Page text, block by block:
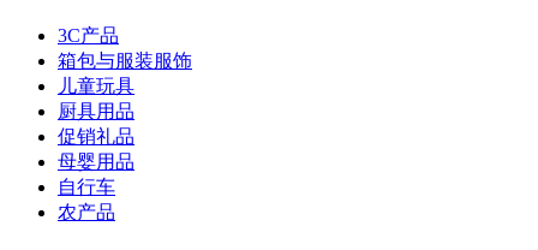
3C产品
箱包与服装服饰
儿童玩具
厨具用品
促销礼品
母婴用品
自行车
农产品